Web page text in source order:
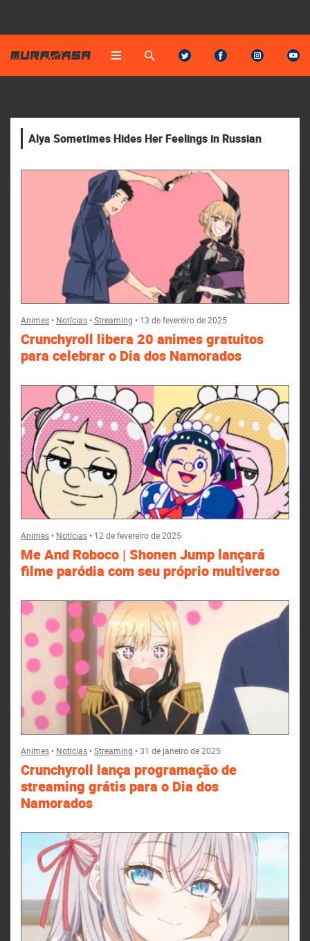
Alya Sometimes Hides Her Feelings in Russian
Animes• Notícias•Streaming • 13 de fevereiro de 2025
Crunchyroll libera 20 animes gratuitos
para celebrar o Dia dos Namorados
Animes• Notícias• 12 de fevereiro de 2025
Me And Roboco | Shonen Jump lançará
filme paródia com seu próprio multiverso
Animes• Notícias•Streaming •31 de janeiro de 2025
Crunchyroll lança programação de
streaming grátis para o Dia dos
Namorados